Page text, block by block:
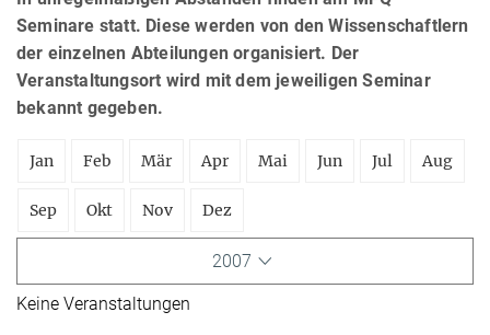
Seminare statt. Diese werden von den Wissenschaftlern
der einzelnen Abteilungen organisiert. Der
Veranstaltungsort wird mit dem jeweiligen Seminar
bekannt gegeben.
Jan Feb Mär Apr Mai Jun Jul Aug
Sep Okt Nov Dez
2007
Keine Veranstaltungen